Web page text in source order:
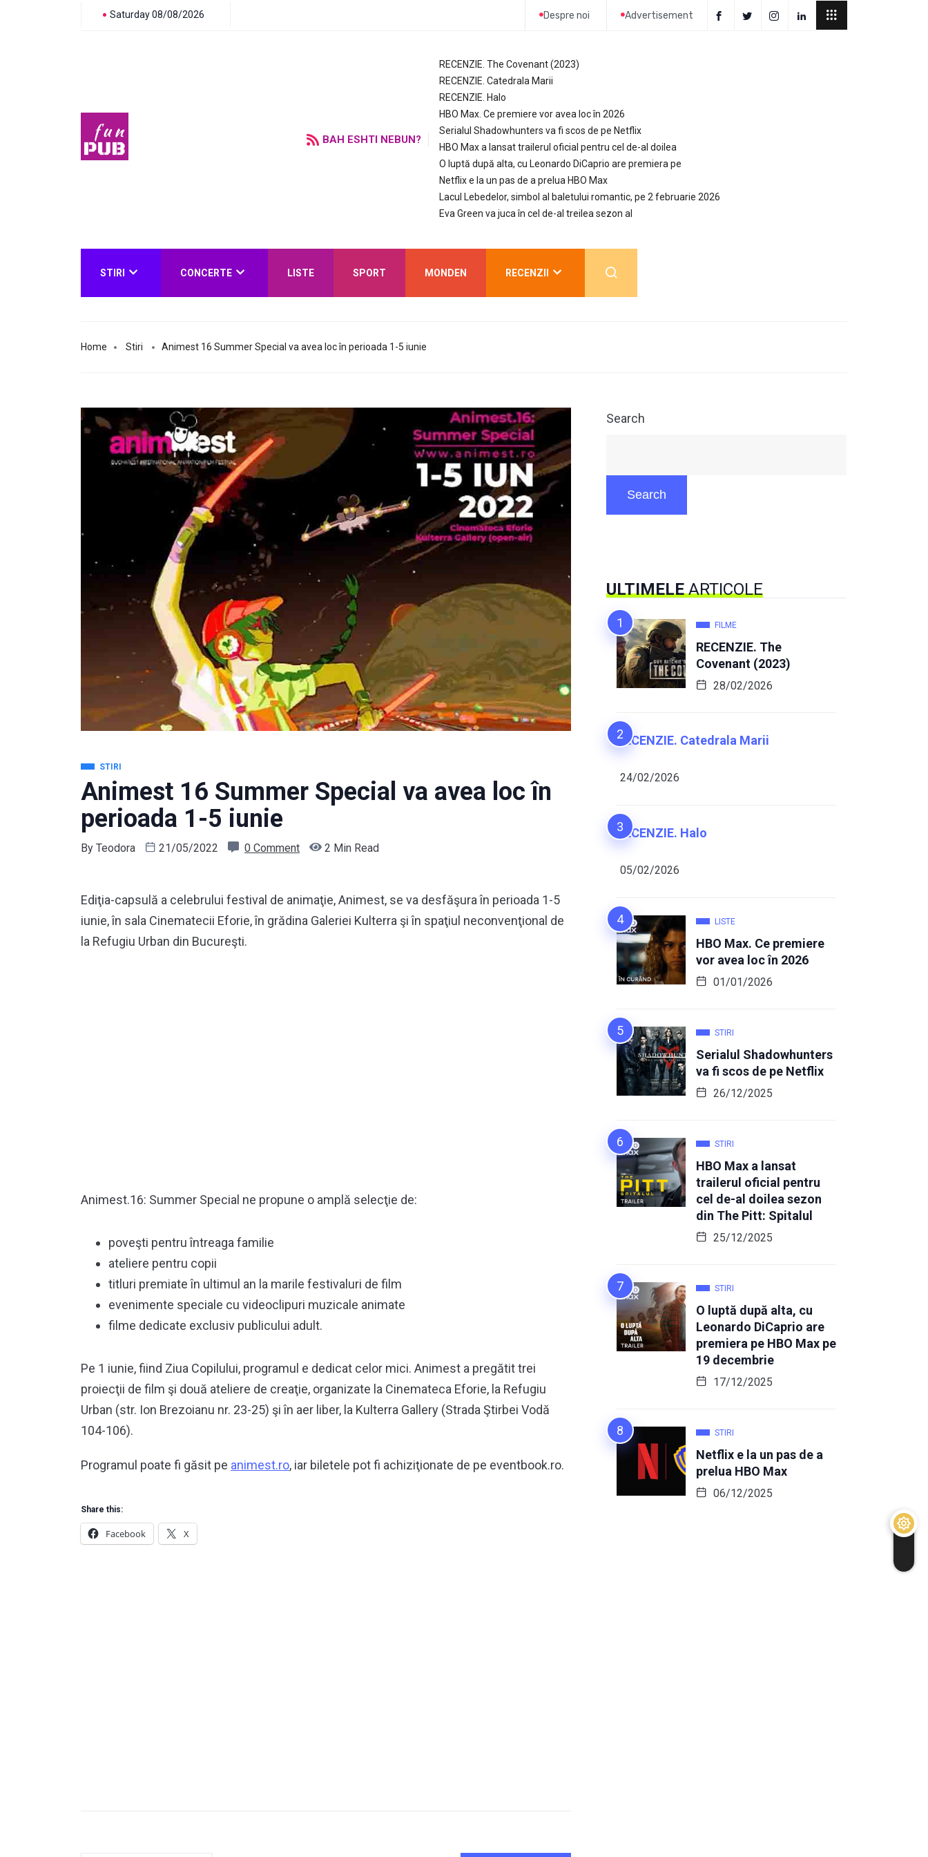
Saturday 08/08/2026 Despre noi Advertisement
BAH ESHTI NEBUN?
RECENZIE. The Covenant (2023)
RECENZIE. Catedrala Marii
RECENZIE. Halo
HBO Max. Ce premiere vor avea loc în 2026
Serialul Shadowhunters va fi scos de pe Netflix
HBO Max a lansat trailerul oficial pentru cel de-al doilea
O luptă după alta, cu Leonardo DiCaprio are premiera pe
Netflix e la un pas de a prelua HBO Max
Lacul Lebedelor, simbol al baletului romantic, pe 2 februarie 2026
Eva Green va juca în cel de-al treilea sezon al
STIRI CONCERTE LISTE SPORT MONDEN RECENZII
Home Stiri Animest 16 Summer Special va avea loc în perioada 1-5 iunie
STIRI
Animest 16 Summer Special va avea loc în
perioada 1-5 iunie
By Teodora 21/05/2022 0 Comment 2 Min Read
Ediţia-capsulă a celebrului festival de animaţie, Animest, se va desfăşura în perioada 1-5
iunie, în sala Cinematecii Eforie, în grădina Galeriei Kulterra şi în spaţiul neconvenţional de
la Refugiu Urban din Bucureşti.
Animest.16: Summer Special ne propune o amplă selecţie de:
poveşti pentru întreaga familie
ateliere pentru copii
titluri premiate în ultimul an la marile festivaluri de film
evenimente speciale cu videoclipuri muzicale animate
filme dedicate exclusiv publicului adult.
Pe 1 iunie, fiind Ziua Copilului, programul e dedicat celor mici. Animest a pregătit trei
proiecţii de film şi două ateliere de creaţie, organizate la Cinemateca Eforie, la Refugiu
Urban (str. Ion Brezoianu nr. 23-25) şi în aer liber, la Kulterra Gallery (Strada Ştirbei Vodă
104-106).
Programul poate fi găsit pe animest.ro, iar biletele pot fi achiziţionate de pe eventbook.ro.
Share this:
Facebook X
Search
Search
ULTIMELEARTICOLE
FILME
RECENZIE. The
Covenant (2023)
28/02/2026
RECENZIE. Catedrala Marii
24/02/2026
RECENZIE. Halo
05/02/2026
LISTE
HBO Max. Ce premiere
vor avea loc în 2026
01/01/2026
STIRI
Serialul Shadowhunters
va fi scos de pe Netflix
26/12/2025
STIRI
HBO Max a lansat
trailerul oficial pentru
cel de-al doilea sezon
din The Pitt: Spitalul
25/12/2025
STIRI
O luptă după alta, cu
Leonardo DiCaprio are
premiera pe HBO Max pe
19 decembrie
17/12/2025
STIRI
Netflix e la un pas de a
prelua HBO Max
06/12/2025